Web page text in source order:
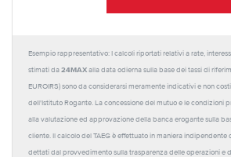
Esempio rappresentativo: I calcoli riportati relativi a rate,
stimati da 24MAX alla data odierna sulla base dei tassi di
EUROIRS) sono da considerarsi meramente indicativi e non
dell'Istituto Rogante. La concessione del mutuo e le condizioni
alla valutazione ed approvazione della banca erogante sulla
cliente. Il calcolo del TAEG è effettuato in maniera indipendente
dettati dal provvedimento sulla trasparenza delle operazioni e